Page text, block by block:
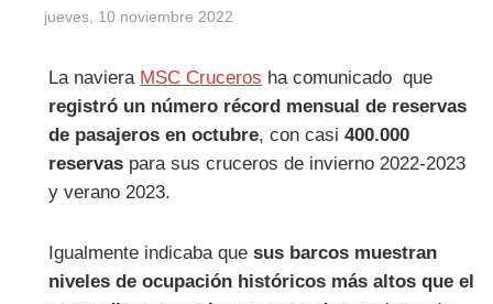
jueves, 10 noviembre 2022
La naviera MSC Cruceros ha comunicado que
registró un número récord mensual de reservas
de pasajeros en octubre, con casi400.000
reservas para sus cruceros de invierno 2022-2023
y verano 2023.
Igualmente indicaba quesus barcos muestran
niveles de ocupación históricos más altos que el